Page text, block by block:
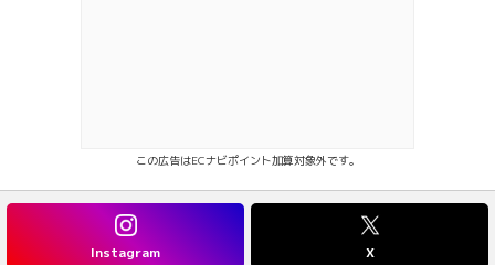
この広告はECナビポイント加算対象外です。
Instagram X